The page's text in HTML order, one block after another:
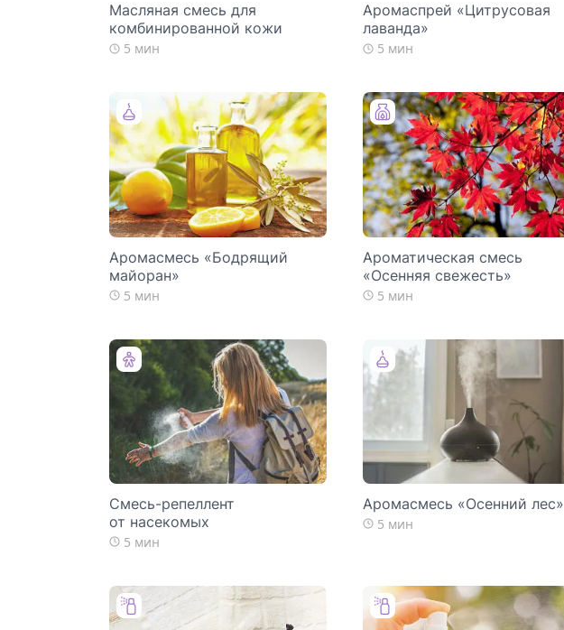
Масляная смесь для
комбинированной кожи
5 мин
Аромаспрей «Цитрусовая
лаванда»
5 мин
Аромасмесь «Бодрящий
майоран»
5 мин
Ароматическая смесь
«Осенняя свежесть»
5 мин
Смесь-репеллент
от насекомых
5 мин
Аромасмесь «Осенний лес»
5 мин